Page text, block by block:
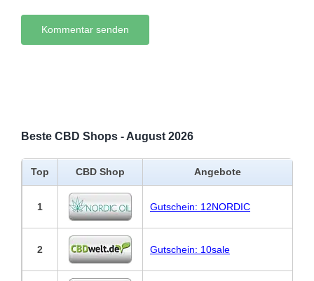
Beste CBD Shops - August 2026
Top CBD Shop Angebote
1 Gutschein: 12NORDIC
2 Gutschein: 10sale